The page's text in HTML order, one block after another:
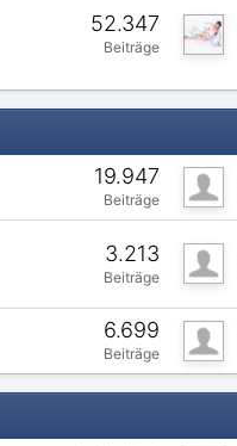
52.347
Beiträge
19.947
Beiträge
3.213
Beiträge
6.699
Beiträge